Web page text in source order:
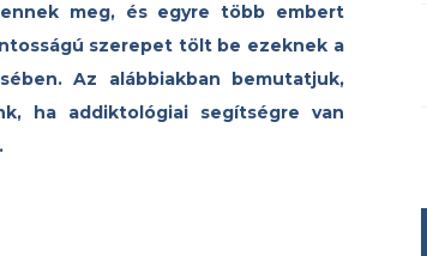
meg, és egyre több embert
szerepet tölt be ezeknek a
Az alábbiakban bemutatjuk,
ha addiktológiai segítségre van